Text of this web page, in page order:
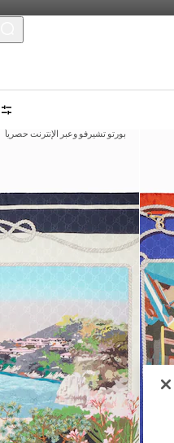
بورتو تشيرفو وعبر الإنترنت حصرياً